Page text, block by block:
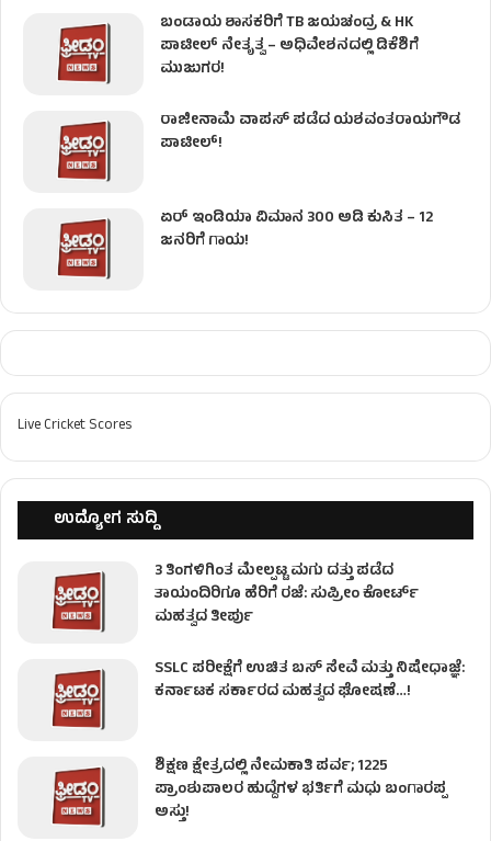
ಬಂಡಾಯ ಶಾಸಕರಿಗೆ TB ಜಯಚಂದ್ರ & HK
ಪಾಟೀಲ್ ನೇತೃತ್ವ – ಅಧಿವೇಶನದಲ್ಲಿ ಡಿಕೆಶಿಗೆ
ಮುಜುಗರ!
ರಾಜೀನಾಮೆ ವಾಪಸ್ ಪಡೆದ ಯಶವಂತರಾಯಗೌಡ
ಪಾಟೀಲ್‌!
ಏರ್ ಇಂಡಿಯಾ ವಿಮಾನ 300 ಅಡಿ ಕುಸಿತ – 12
ಜನರಿಗೆ ಗಾಯ!
Live Cricket Scores
ಉದ್ಯೋಗ ಸುದ್ದಿ
3 ತಿಂಗಳಿಗಿಂತ ಮೇಲ್ಪಟ್ಟ ಮಗು ದತ್ತು ಪಡೆದ
ತಾಯಂದಿರಿಗೂ ಹೆರಿಗೆ ರಜೆ: ಸುಪ್ರೀಂ ಕೋರ್ಟ್
ಮಹತ್ವದ ತೀರ್ಪು
SSLC ಪರೀಕ್ಷೆಗೆ ಉಚಿತ ಬಸ್ ಸೇವೆ ಮತ್ತು ನಿಷೇಧಾಜ್ಞೆ:
ಕರ್ನಾಟಕ ಸರ್ಕಾರದ ಮಹತ್ವದ ಘೋಷಣೆ…!
ಶಿಕ್ಷಣ ಕ್ಷೇತ್ರದಲ್ಲಿ ನೇಮಕಾತಿ ಪರ್ವ; 1225
ಪ್ರಾಂಶುಪಾಲರ ಹುದ್ದೆಗಳ ಭರ್ತಿಗೆ ಮಧು ಬಂಗಾರಪ್ಪ
ಅಸ್ತು!